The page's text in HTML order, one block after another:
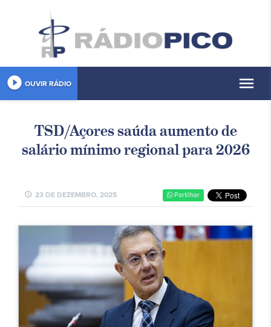
play_circle_filled OUVIR RÁDIO menu
TSD/Açores saúda aumento de
salário mínimo regional para 2026
schedule 23 DE DEZEMBRO, 2025 Partilhar